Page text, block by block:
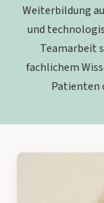
IMPRESSUM
DATENSCHUTZ
Weiterbildung
und
Teamarbeit
fachlichem
Patienten